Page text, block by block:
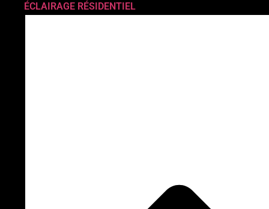
ÉCLAIRAGE RÉSIDENTIEL